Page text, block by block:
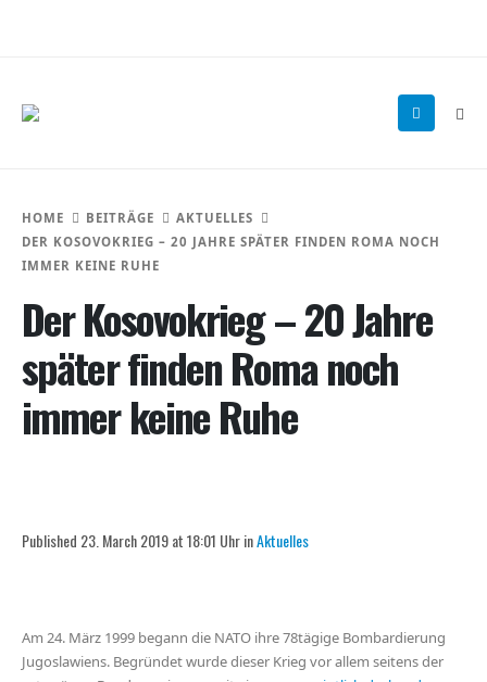
HOME BEITRÄGE
AKTUELLES
DER KOSOVOKRIEG – 20 JAHRE SPÄTER FINDEN ROMA NOCH
IMMER KEINE RUHE
Der Kosovokrieg – 20 Jahre
später finden Roma noch
immer keine Ruhe
Published 23. March 2019 at 18:01 Uhr inAktuelles
Am 24. März 1999 begann die NATO ihre 78tägige Bombardierung
Jugoslawiens. Begründet wurde dieser Krieg vor allem seitens der